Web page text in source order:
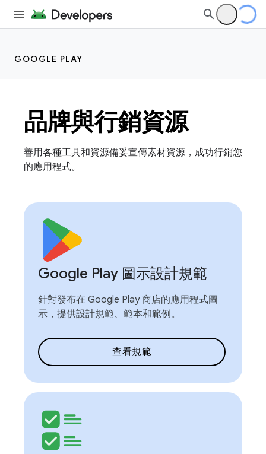
GOOGLE PLAY
品牌與行銷資源
善用各種工具和資源備妥宣傳素材資源，成功行銷您
的應用程式。
Google Play 圖示設計規範
針對發布在 Google Play 商店的應用程式圖
示，提供設計規範、範本和範例。
查看規範